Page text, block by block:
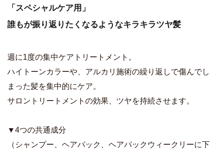
「スペシャルケア用」
誰もが振り返りたくなるようなキラキラツヤ髪
週に1度の集中ケアトリートメント。
ハイトーンカラーや、アルカリ施術の繰り返しで傷んでし
まった髪を集中的にケア。
サロントリートメントの効果、ツヤを持続させます。
▼4つの共通成分
（シャンプー、ヘアパック、ヘアパックウィークリーに下